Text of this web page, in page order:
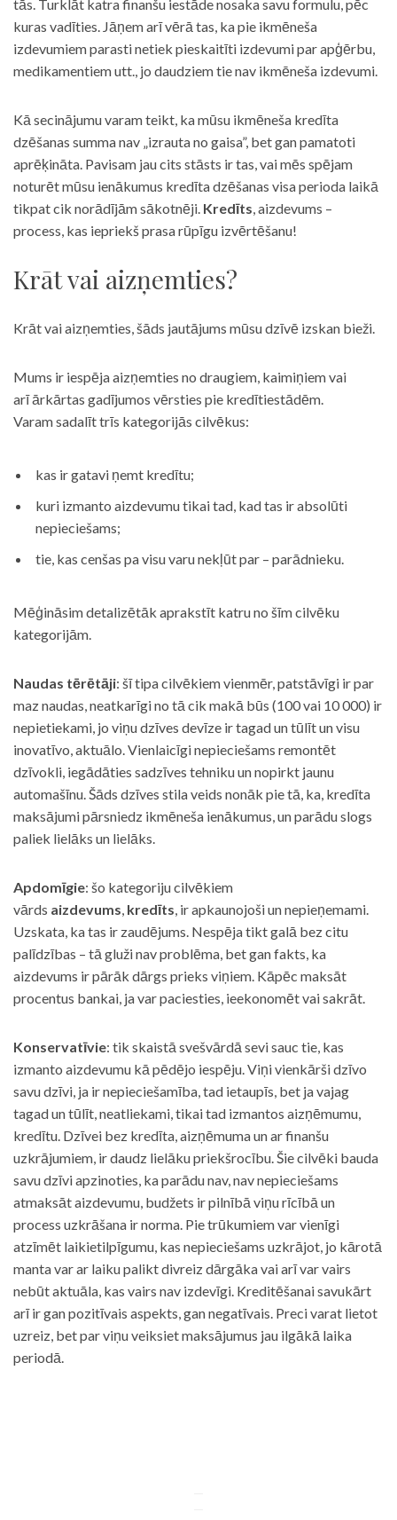
tās. Turklāt katra finanšu iestāde nosaka savu formulu, pēc
kuras vadīties. Jāņem arī vērā tas, ka pie ikmēneša
izdevumiem parasti netiek pieskaitīti izdevumi par apģērbu,
medikamentiem utt., jo daudziem tie nav ikmēneša izdevumi.
Kā secinājumu varam teikt, ka mūsu ikmēneša kredīta
dzēšanas summa nav „izrauta no gaisa”, bet gan pamatoti
aprēķināta. Pavisam jau cits stāsts ir tas, vai mēs spējam
noturēt mūsu ienākumus kredīta dzēšanas visa perioda laikā
tikpat cik norādījām sākotnēji. Kredīts, aizdevums –
process, kas iepriekš prasa rūpīgu izvērtēšanu!
Krāt vai aizņemties?
Krāt vai aizņemties, šāds jautājums mūsu dzīvē izskan bieži.
Mums ir iespēja aizņemties no draugiem, kaimiņiem vai
arī ārkārtas gadījumos vērsties pie kredītiestādēm.
Varam sadalīt trīs kategorijās cilvēkus:
kas ir gatavi ņemt kredītu;
kuri izmanto aizdevumu tikai tad, kad tas ir absolūti
nepieciešams;
tie, kas cenšas pa visu varu nekļūt par – parādnieku.
Mēģināsim detalizētāk aprakstīt katru no šīm cilvēku
kategorijām.
Naudas tērētāji: šī tipa cilvēkiem vienmēr, patstāvīgi ir par
maz naudas, neatkarīgi no tā cik makā būs (100 vai 10 000) ir
nepietiekami, jo viņu dzīves devīze ir tagad un tūlīt un visu
inovatīvo, aktuālo. Vienlaicīgi nepieciešams remontēt
dzīvokli, iegādāties sadzīves tehniku un nopirkt jaunu
automašīnu. Šāds dzīves stila veids nonāk pie tā, ka, kredīta
maksājumi pārsniedz ikmēneša ienākumus, un parādu slogs
paliek lielāks un lielāks.
Apdomīgie: šo kategoriju cilvēkiem
vārds aizdevums, kredīts, ir apkaunojoši un nepieņemami.
Uzskata, ka tas ir zaudējums. Nespēja tikt galā bez citu
palīdzības – tā gluži nav problēma, bet gan fakts, ka
aizdevums ir pārāk dārgs prieks viņiem. Kāpēc maksāt
procentus bankai, ja var paciesties, ieekonomēt vai sakrāt.
Konservatīvie: tik skaistā svešvārdā sevi sauc tie, kas
izmanto aizdevumu kā pēdējo iespēju. Viņi vienkārši dzīvo
savu dzīvi, ja ir nepieciešamība, tad ietaupīs, bet ja vajag
tagad un tūlīt, neatliekami, tikai tad izmantos aizņēmumu,
kredītu. Dzīvei bez kredīta, aizņēmuma un ar finanšu
uzkrājumiem, ir daudz lielāku priekšrocību. Šie cilvēki bauda
savu dzīvi apzinoties, ka parādu nav, nav nepieciešams
atmaksāt aizdevumu, budžets ir pilnībā viņu rīcībā un
process uzkrāšana ir norma. Pie trūkumiem var vienīgi
atzīmēt laikietilpīgumu, kas nepieciešams uzkrājot, jo kārotā
manta var ar laiku palikt divreiz dārgāka vai arī var vairs
nebūt aktuāla, kas vairs nav izdevīgi. Kreditēšanai savukārt
arī ir gan pozitīvais aspekts, gan negatīvais. Preci varat lietot
uzreiz, bet par viņu veiksiet maksājumus jau ilgākā laika
periodā.